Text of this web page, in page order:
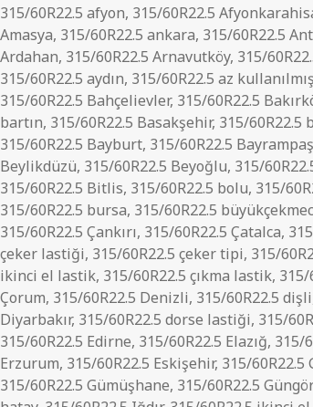
tarihi
315/60R22.5 afyon, 315/60R22.5
Amasya, 315/60R22.5 ankara, 315/60R22.5
Ardahan, 315/60R22.5 Arnavutköy, 315/
315/60R22.5 aydın, 315/60R22.5 az
315/60R22.5 Bahçelievler, 315/60R22.5
bartın, 315/60R22.5 Basakşehir, 315/60R22.5
315/60R22.5 Bayburt, 315/60R22.5
Beylikdüzü, 315/60R22.5 Beyoğlu, 315/
315/60R22.5 Bitlis, 315/60R22.5 bolu, 315/
315/60R22.5 bursa, 315/60R22.5
315/60R22.5 Çankırı, 315/60R22.5 Çatalca,
çeker lastiği, 315/60R22.5 çeker tipi, 315/
ikinci el lastik, 315/60R22.5 çıkma lastik, 315/
Çorum, 315/60R22.5 Denizli, 315/60R22.5 dişli
Diyarbakır, 315/60R22.5 dorse lastiği, 315/
315/60R22.5 Edirne, 315/60R22.5 Elazığ, 315/
Erzurum, 315/60R22.5 Eskişehir, 315/60R22.5
315/60R22.5 Gümüşhane, 315/60R22.5